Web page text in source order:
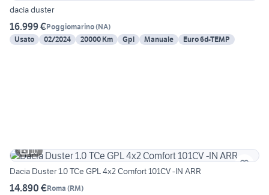
dacia duster
16.999 €Poggiomarino(NA)
Usato
02/2024 20000 Km Gpl Manuale Euro 6d-TEMP
10
Dacia Duster 1.0 TCe GPL 4x2 Comfort 101CV -IN ARR
14.890 €Roma (RM)